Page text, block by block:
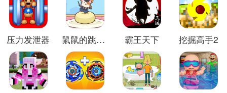
压力发泄器 鼠鼠的跳跃冒险 霸王天下 挖掘高手2